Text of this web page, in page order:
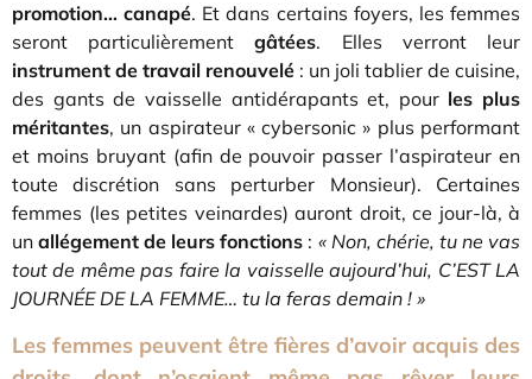
promotion… canapé. Et dans certains foyers, les femmes
seront particulièrementgâtées. Elles verront leur
instrument de travail renouvelé : un joli tablier de cuisine,
des gants de vaisselle antidérapants et, pour les plus
méritantes, un aspirateur « cybersonic » plus performant
et moins bruyant (afin de pouvoir passer l’aspirateur en
toute discrétion sans perturber Monsieur). Certaines
femmes (les petites veinardes) auront droit, ce jour-là, à
unallégement de leurs fonctions : « Non, chérie, tu ne vas
tout de même pas faire la vaisselle aujourd’hui, C’EST LA
JOURNÉE DE LA FEMME… tu la feras demain ! »
Les femmes peuvent être fières d’avoir acquis des